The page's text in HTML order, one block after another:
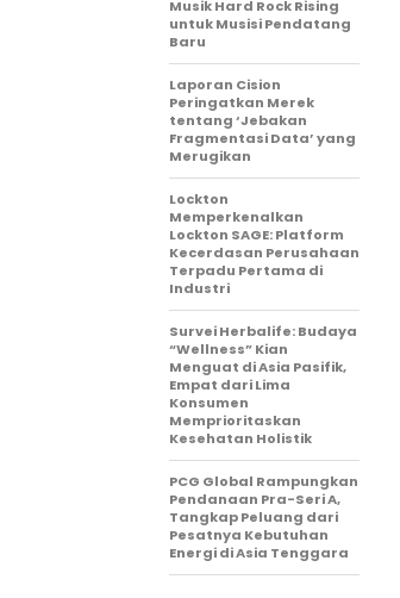
Musik Hard Rock Rising
untuk Musisi Pendatang
Baru
Laporan Cision
Peringatkan Merek
tentang ‘Jebakan
Fragmentasi Data’ yang
Merugikan
Lockton
Memperkenalkan
Lockton SAGE: Platform
Kecerdasan Perusahaan
Terpadu Pertama di
Industri
Survei Herbalife: Budaya
“Wellness” Kian
Menguat di Asia Pasifik,
Empat dari Lima
Konsumen
Memprioritaskan
Kesehatan Holistik
PCG Global Rampungkan
Pendanaan Pra-Seri A,
Tangkap Peluang dari
Pesatnya Kebutuhan
Energi di Asia Tenggara